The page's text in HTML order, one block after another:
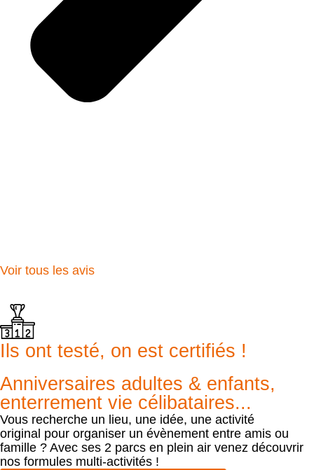
Voir tous les avis
Ils ont testé, on est certifiés !
Anniversaires adultes & enfants,
enterrement vie célibataires...
Vous recherche un lieu, une idée, une activité
original pour organiser un évènement entre amis ou
famille ? Avec ses 2 parcs en plein air venez découvrir
nos formules multi-activités !